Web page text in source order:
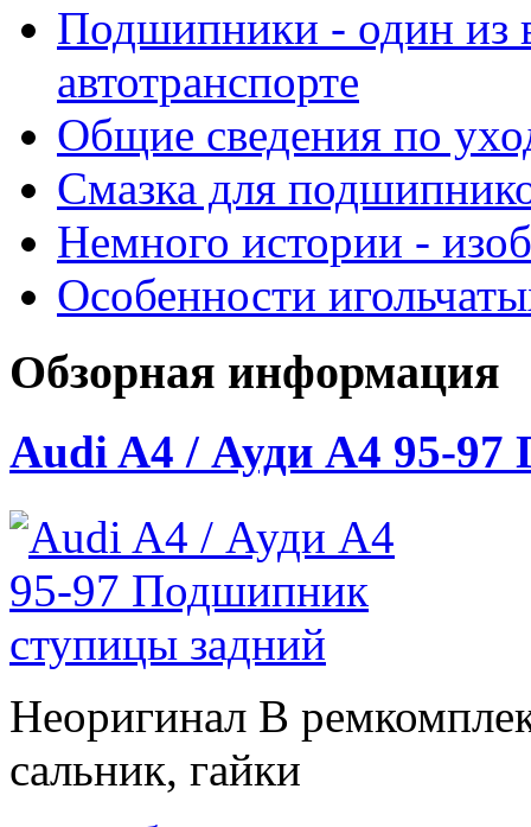
Подшипники - один из
автотранспорте
Общие сведения по
Смазка для
Немного истории -
Особенности
Обзорная информация
Audi A4 / Ауди А4 95-97
Неоригинал В
сальник, гайки